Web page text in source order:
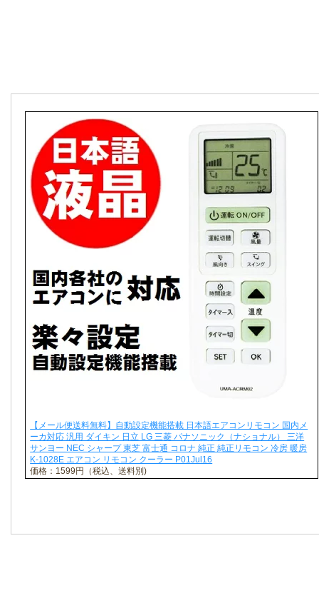
【メール便送料無料】自動設定機能搭載 日本語エアコンリモコン 国内メ
ーカ対応 汎用 ダイキン 日立 LG 三菱 パナソニック（ナショナル） 三洋
サンヨー NEC シャープ 東芝 富士通 コロナ 純正 純正リモコン 冷房 暖房
K-1028E エアコン リモコン クーラー P01Jul16
価格：1599円（税込、送料別)